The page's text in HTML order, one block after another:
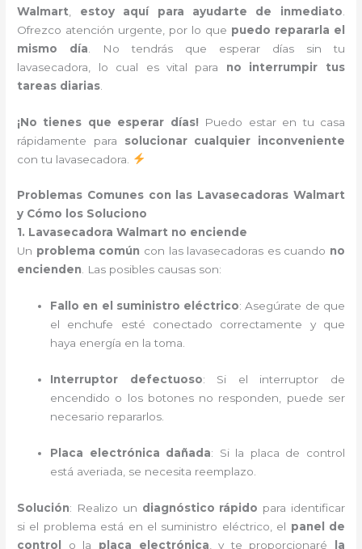
Walmart
estoy aquí para ayudarte de inmediato
Ofrezco atención urgente, por lo que puedo repararla el
mismo día . No tendrás que esperar días sin tu
lavasecadora, lo cual es vital para no interrumpir tus
tareas diarias
¡No tienes que esperar días! Puedo estar en tu casa
rápidamente para solucionar cualquier inconveniente
con tu lavasecadora.
Problemas Comunes con las Lavasecadoras Walmart
y Cómo los Soluciono
1. Lavasecadora Walmart no enciende
Un problema común con las lavasecadoras es cuando no
encienden. Las posibles causas son:
Fallo en el suministro eléctrico: Asegúrate de que
el enchufe esté conectado correctamente y que
haya energía en la toma.
Interruptor defectuoso: Si el interruptor de
encendido o los botones no responden, puede ser
necesario repararlos.
Placa electrónica dañada: Si la placa de control
está averiada, se necesita reemplazo.
Solución: Realizo un diagnóstico rápido para identificar
si el problema está en el suministro eléctrico, el panel de
control
o la placa electrónica , y te proporcionaré la